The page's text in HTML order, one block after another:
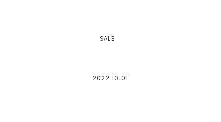
SALE
2022.10.01